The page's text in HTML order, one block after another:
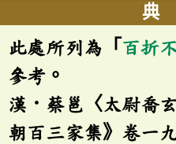
此處所列為「 百折
參考。
漢．蔡邕〈太尉喬
朝百三家集》卷一九